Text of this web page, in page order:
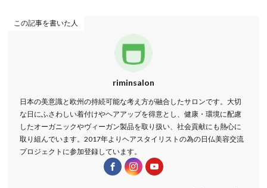
この記事を書いた人
riminsalon
日本の美意識と欧州の持続可能な考え方が融合したサロンです。大切
な日にふさわしい着付けやヘアアップを得意とし、健康・環境に配慮
したオーガニックやヴィーガン製品を取り扱い、社会貢献にも熱心に
取り組んでいます。2017年よりヘアスタイリストの為の日仏美容交流
プロジェクトに参加登録しています。